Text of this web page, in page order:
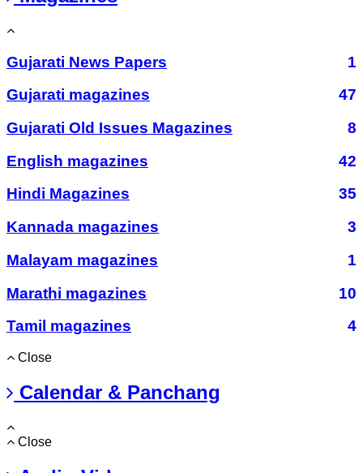
Gujarati News Papers
1
Gujarati magazines
47
Gujarati Old Issues Magazines
8
English magazines
42
Hindi Magazines
35
Kannada magazines
3
Malayam magazines
1
Marathi magazines
10
Tamil magazines
4
Close
Calendar & Panchang
Close